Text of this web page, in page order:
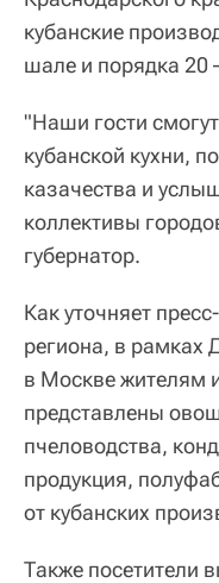
кубанские
шале и порядка 20
"Наши гости
кубанской кухни,
казачества и
коллективы
губернатор.
Как уточняет
региона, в рамках
в Москве жителям
представлены
пчеловодства,
продукция,
от кубанских
Также посетители